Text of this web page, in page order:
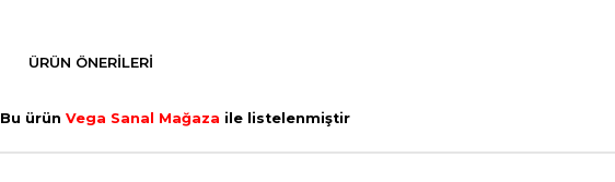
ÜRÜN ÖNERILERI
Bu ürün Vega Sanal Mağaza ile listelenmiştir